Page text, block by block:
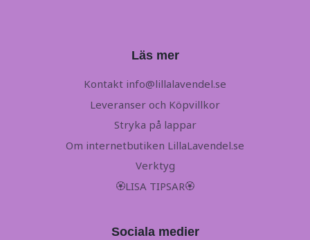
Läs mer
Kontakt info@lillalavendel.se
Leveranser och Köpvillkor
Stryka på lappar
Om internetbutiken LillaLavendel.se
Verktyg
🏵LISA TIPSAR🏵
Sociala medier